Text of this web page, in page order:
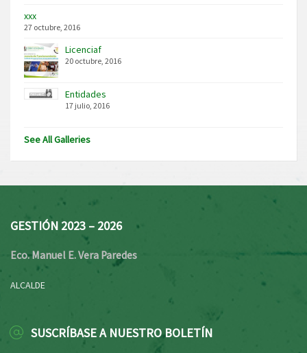
xxx
27 octubre, 2016
Licenciaf
20 octubre, 2016
Entidades
17 julio, 2016
See All Galleries
GESTIÓN 2023 – 2026
Eco. Manuel E. Vera Paredes
ALCALDE
SUSCRÍBASE A NUESTRO BOLETÍN